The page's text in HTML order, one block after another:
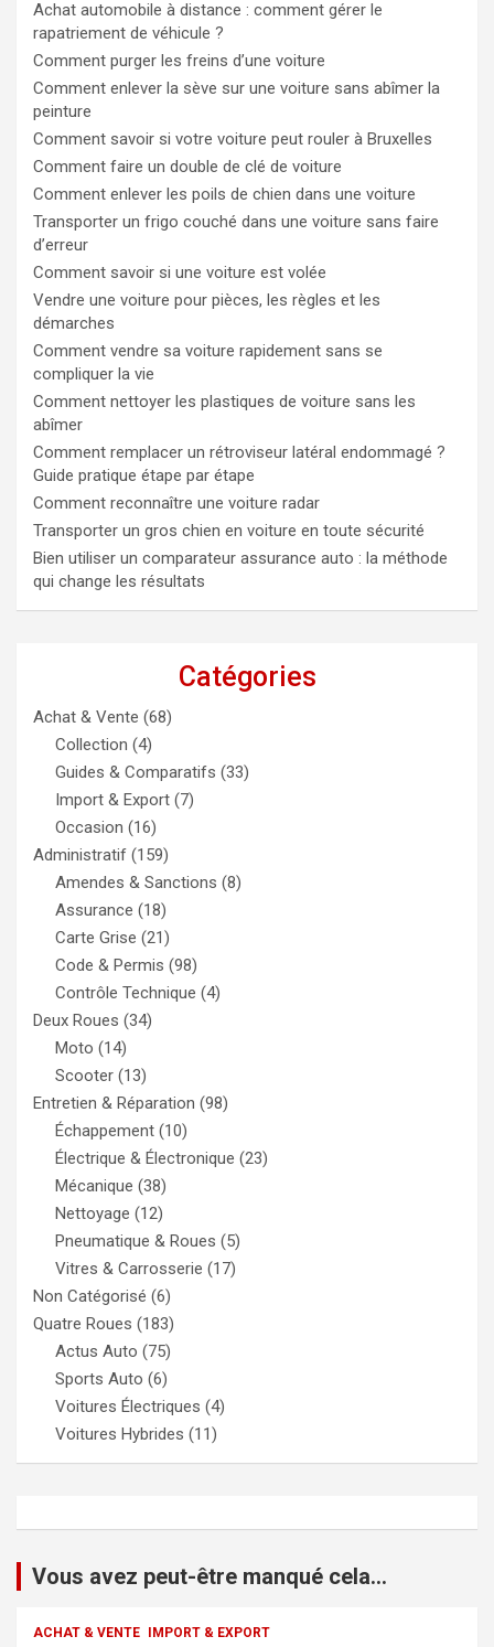
Achat automobile à distance : comment gérer le
rapatriement de véhicule ?
Comment purger les freins d’une voiture
Comment enlever la sève sur une voiture sans abîmer la
peinture
Comment savoir si votre voiture peut rouler à Bruxelles
Comment faire un double de clé de voiture
Comment enlever les poils de chien dans une voiture
Transporter un frigo couché dans une voiture sans faire
d’erreur
Comment savoir si une voiture est volée
Vendre une voiture pour pièces, les règles et les
démarches
Comment vendre sa voiture rapidement sans se
compliquer la vie
Comment nettoyer les plastiques de voiture sans les
abîmer
Comment remplacer un rétroviseur latéral endommagé ?
Guide pratique étape par étape
Comment reconnaître une voiture radar
Transporter un gros chien en voiture en toute sécurité
Bien utiliser un comparateur assurance auto : la méthode
qui change les résultats
Catégories
Achat & Vente (68)
Collection (4)
Guides & Comparatifs (33)
Import & Export (7)
Occasion (16)
Administratif (159)
Amendes & Sanctions (8)
Assurance (18)
Carte Grise (21)
Code & Permis (98)
Contrôle Technique (4)
Deux Roues (34)
Moto (14)
Scooter (13)
Entretien & Réparation (98)
Échappement (10)
Électrique & Électronique (23)
Mécanique (38)
Nettoyage (12)
Pneumatique & Roues (5)
Vitres & Carrosserie (17)
Non Catégorisé (6)
Quatre Roues (183)
Actus Auto (75)
Sports Auto (6)
Voitures Électriques (4)
Voitures Hybrides (11)
Vous avez peut-être manqué cela...
ACHAT & VENTE IMPORT & EXPORT